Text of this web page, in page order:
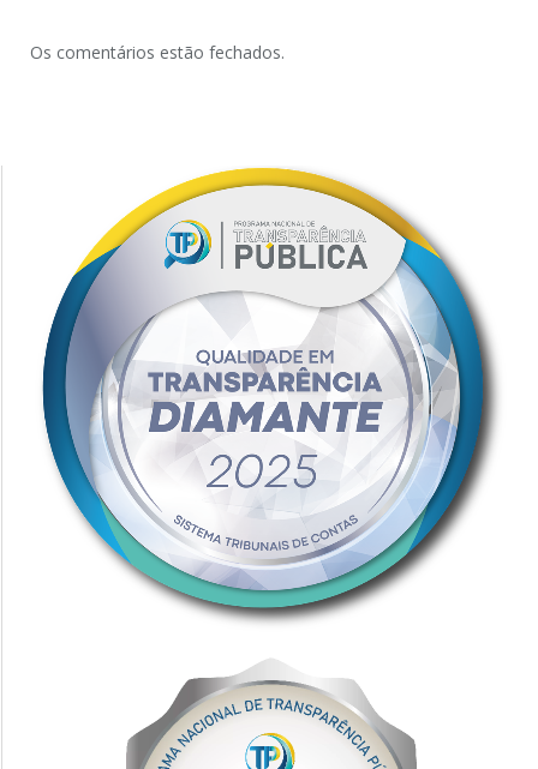
Os comentários estão fechados.